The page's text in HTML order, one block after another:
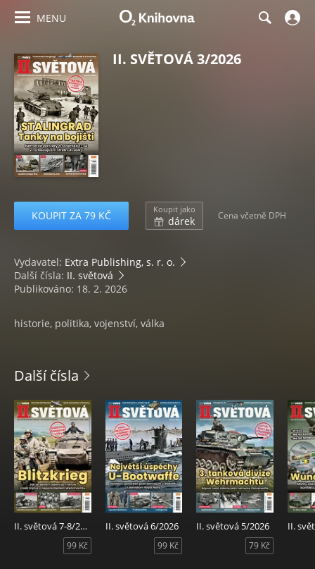
MENU
II. SVĚTOVÁ 3/2026
KOUPIT ZA 79 KČ Koupit jako
dárek Cena včetně DPH
Vydavatel: Extra Publishing, s. r. o.
Další čísla: II. světová
Publikováno: 18. 2. 2026
historie, politika, vojenství, válka
Další čísla
II. světová 7-8/2026
99 Kč
II. světová 6/2026
99 Kč
II. světová 5/2026
79 Kč
II.